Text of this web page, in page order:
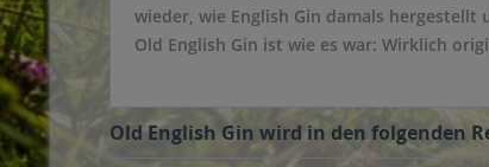
wieder, wie English Gin damals
Old English Gin ist wie es war: Wirklich
Old English Gin wird in den folgenden